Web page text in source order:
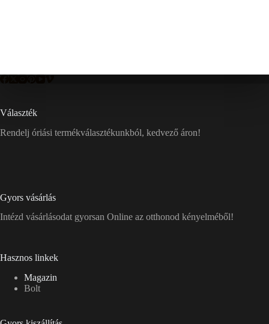
Választék
Rendelj óriási termékválasztékunkból, kedvező áron!
Gyors vásárlás
Intézd vásárlásodat gyorsan Online az otthonod kényelméből!
Hasznos linkek
Magazin
Bolt